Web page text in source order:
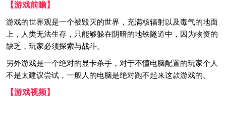
【游戏前瞻】
游戏的世界观是一个被毁灭的世界，充满核辐射以及毒气的地面
上，人类无法生存，只能够躲在阴暗的地铁隧道中，因为物资的
缺乏，玩家必须探索与战斗。
另外游戏是一个绝对的显卡杀手，对于不懂电脑配置的玩家个人
不是太建议尝试，一般人的电脑是绝对跑不起来这款游戏的。
【游戏视频】